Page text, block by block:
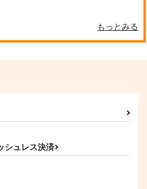
もっとみる
シュレス決済